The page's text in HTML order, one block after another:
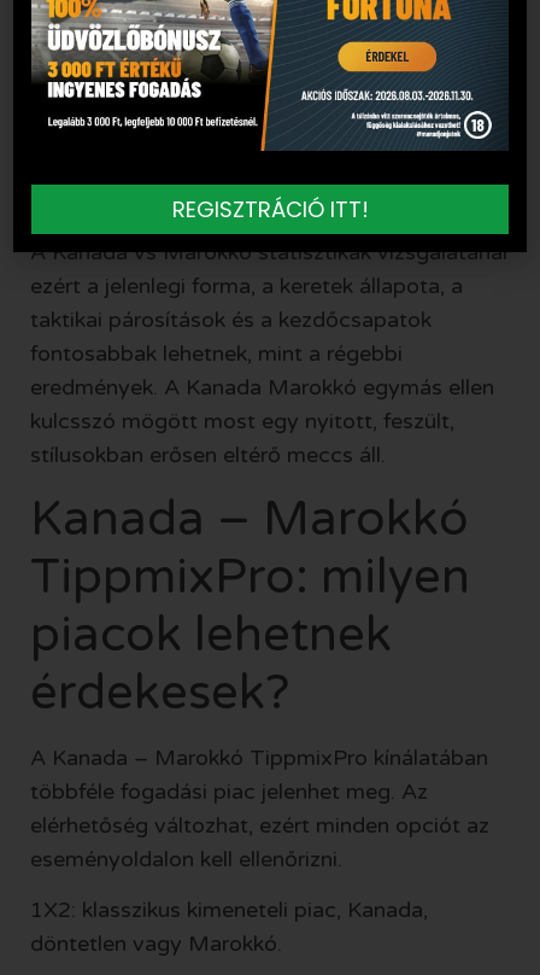
két válogatott találkozott már
világbajnokságon. A múlt azonban csak háttér,
nem döntő érv. A mostani mérkőzés teljesen
más kontextusban érkezik: Kanada
vb-szereplőként lép pályára.
A Kanada vs Marokkó statisztikák vizsgálatánál
ezért a jelenlegi forma, a keretek állapota, a
taktikai párosítások és a kezdőcsapatok
fontosabbak lehetnek, mint a régebbi
eredmények. A Kanada Marokkó egymás ellen
kulcsszó mögött most egy nyitott, feszült,
stílusokban erősen eltérő meccs áll.
Kanada – Marokkó
TippmixPro: milyen
piacok lehetnek
érdekesek?
A Kanada – Marokkó TippmixPro kínálatában
többféle fogadási piac jelenhet meg. Az
elérhetőség változhat, ezért minden opciót az
eseményoldalon kell ellenőrizni.
1X2: klasszikus kimeneteli piac, Kanada,
döntetlen vagy Marokkó.
REGISZTRÁCIÓ ITT!